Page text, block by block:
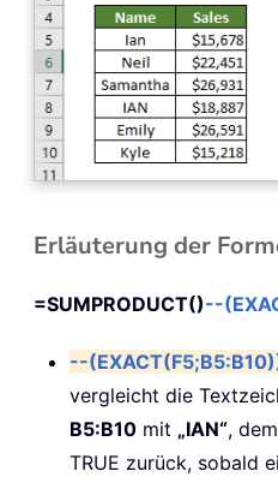
Erläuterung der
=SUMPRODUCT()--
--
vergleicht die
B5:B10 mit „IAN“,
TRUE zurück, sobald